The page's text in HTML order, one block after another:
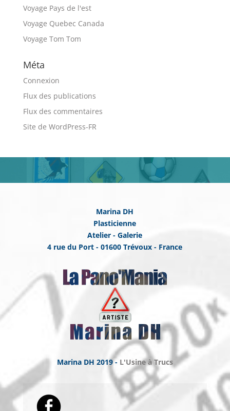
Voyage Pays de l'est
Voyage Quebec Canada
Voyage Tom Tom
Méta
Connexion
Flux des publications
Flux des commentaires
Site de WordPress-FR
Marina DH
Plasticienne
Atelier - Galerie
4 rue du Port - 01600 Trévoux - France
Marina DH 2019 - L'Usine à Trucs